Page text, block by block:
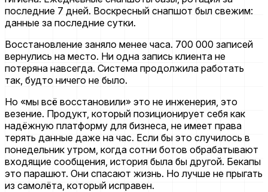
последние 7 дней. Воскресный снапшот был свежим:
данные за последние сутки.
Восстановление заняло менее часа. 700 000 записей
вернулись на место. Ни одна запись клиента не
потеряна навсегда. Система продолжила работать
так, будто ничего не было.
Но «мы всё восстановили» это не инженерия, это
везение. Продукт, который позиционирует себя как
надёжную платформу для бизнеса, не имеет права
терять данные даже на час. Если бы это случилось в
понедельник утром, когда сотни ботов обрабатывают
входящие сообщения, история была бы другой. Бекапы
это парашют. Они спасают жизнь. Но лучше не прыгать
из самолёта, который исправен.